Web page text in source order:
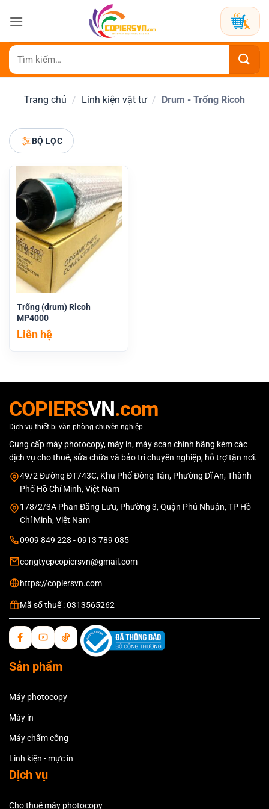
qua
dung
Tìm
kiếm:
Trang chủ / Linh kiện vật tư / Drum - Trống Ricoh
BỘ LỌC
Trống (drum) Ricoh
MP4000
Liên hệ
COPIERSVN.com
Dịch vụ thiết bị văn phòng chuyên nghiệp
Cung cấp máy photocopy, máy in, máy scan chính hãng kèm các
dịch vụ cho thuê, sửa chữa và bảo trì chuyên nghiệp, hỗ trợ tận nơi.
49/2 Đường ĐT743C, Khu Phố Đông Tân, Phường Dĩ An, Thành
Phố Hồ Chí Minh, Việt Nam
178/2/3A Phan Đăng Lưu, Phường 3, Quận Phú Nhuận, TP Hồ
Chí Minh, Việt Nam
0909 849 228 - 0913 789 085
congtycpcopiersvn@gmail.com
https://copiersvn.com
Mã số thuế : 0313565262
Sản phẩm
Máy photocopy
Máy in
Máy chấm công
Linh kiện - mực in
Dịch vụ
Cho thuê máy photocopy